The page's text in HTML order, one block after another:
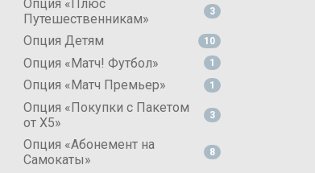
Опция «Плюс
Путешественникам»
3
Опция Детям 10
Опция «Матч! Футбол» 1
Опция «Матч Премьер» 1
Опция «Покупки с Пакетом
от X5»
3
Опция «Абонемент на
Самокаты»
8